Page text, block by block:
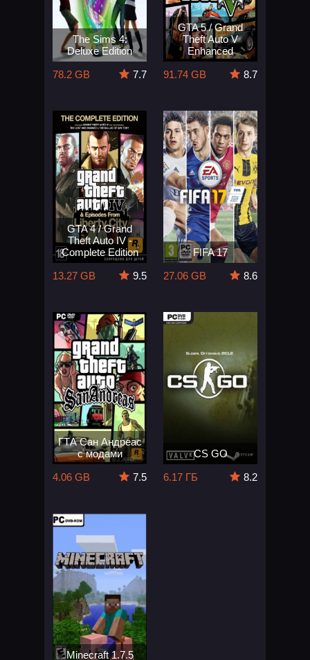
The Sims 4:
Deluxe Edition
78.2 GB
7.7
GTA 5 / Grand
Theft Auto V
Enhanced
91.74 GB
8.7
GTA 4 / Grand
Theft Auto IV -
Complete Edition
13.27 GB
9.5
FIFA 17
27.06 GB
8.6
ГТА Сан Андреас
с модами
4.06 GB
7.5
CS GO
6.17 ГБ
8.2
Minecraft 1.7.5